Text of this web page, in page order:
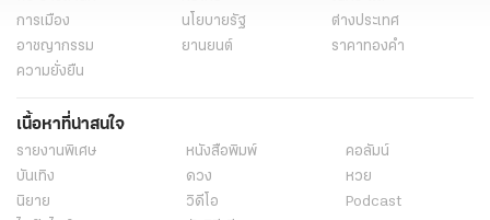
การเมือง
นโยบายรัฐ
ต่างประเทศ
อาชญากรรม
ยานยนต์
ราคาทองคำ
ความยั่งยืน
เนื้อหาที่น่าสนใจ
รายงานพิเศษ หนังสือพิมพ์
คอลัมน์
บันเทิง
ดวง
หวย
นิยาย
วิดีโอ
Podcast